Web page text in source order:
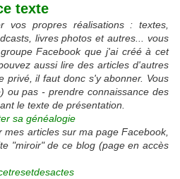
texte
vos propres réalisations : textes,
livres photos et autres... vous
Facebook que j'ai créé à cet
aussi lire des articles d'autres
privé, il faut donc s'y abonner. Vous
ou pas - prendre connaissance des
le texte de présentation.
sa généalogie
mes articles sur ma page Facebook,
"miroir" de ce blog (page en accès